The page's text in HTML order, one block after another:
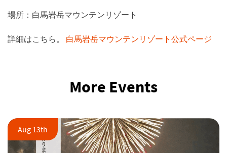
場所：白馬岩岳マウンテンリゾート
詳細はこちら。 白馬岩岳マウンテンリゾート公式ページ
More Events
Aug 13th